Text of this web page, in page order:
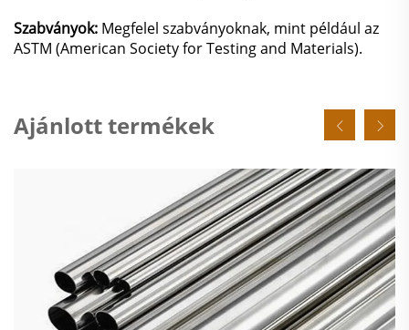
Szabványok: Megfelel szabványoknak, mint például az
ASTM (American Society for Testing and Materials).
Ajánlott termékek